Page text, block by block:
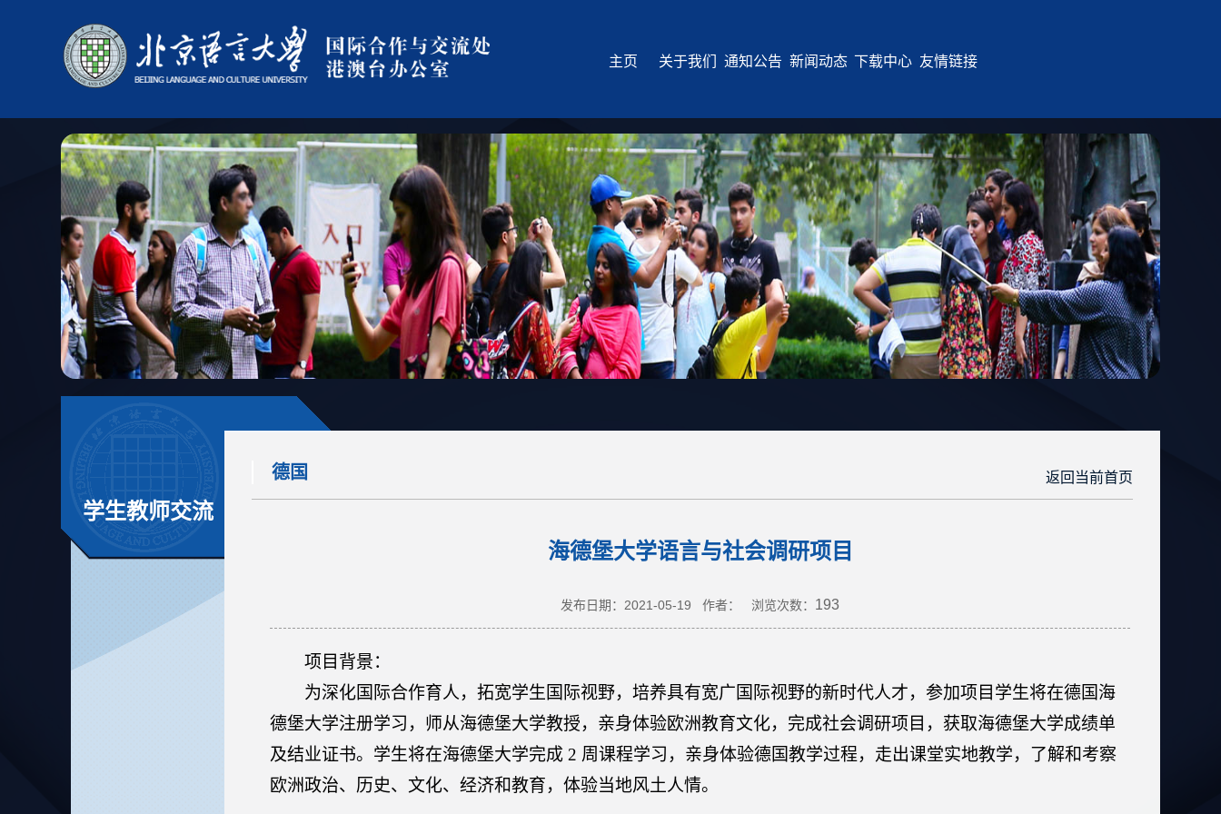
主页 关于我们 通知公告 新闻动态 下载中心 友情链接
学生教师交流
德国 返回当前首页
海德堡大学语言与社会调研项目
发布日期：2021-05-19 作者： 浏览次数： 193
项目背景：
为深化国际合作育人，拓宽学生国际视野，培养具有宽广国际视野的新时代人才，参加项目学生将在德国海
德堡大学注册学习，师从海德堡大学教授，亲身体验欧洲教育文化，完成社会调研项目，获取海德堡大学成绩单
及结业证书。学生将在海德堡大学完成 2 周课程学习，亲身体验德国教学过程，走出课堂实地教学，了解和考察
欧洲政治、历史、文化、经济和教育，体验当地风土人情。